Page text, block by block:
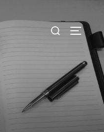
Search